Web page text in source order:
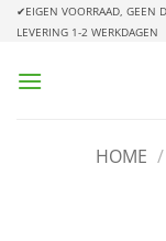
Ga
naar
✔EIGEN VOORRAAD, GEEN
LEVERING 1-2 WERKDAGEN
HOME /